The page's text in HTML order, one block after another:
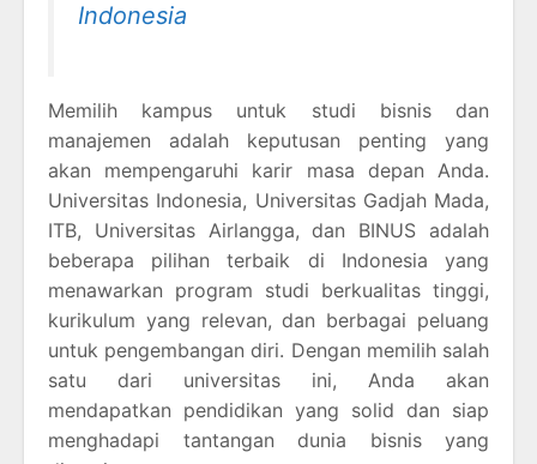
Indonesia
Memilih kampus untuk studi bisnis dan
manajemen adalah keputusan penting yang
akan mempengaruhi karir masa depan Anda.
Universitas Indonesia, Universitas Gadjah Mada,
ITB, Universitas Airlangga, dan BINUS adalah
beberapa pilihan terbaik di Indonesia yang
menawarkan program studi berkualitas tinggi,
kurikulum yang relevan, dan berbagai peluang
untuk pengembangan diri. Dengan memilih salah
satu dari universitas ini, Anda akan
mendapatkan pendidikan yang solid dan siap
menghadapi tantangan dunia bisnis yang